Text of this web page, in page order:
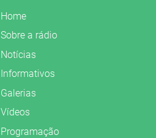
Home
Sobre a rádio
Notícias
Informativos
Galerias
Vídeos
Programação